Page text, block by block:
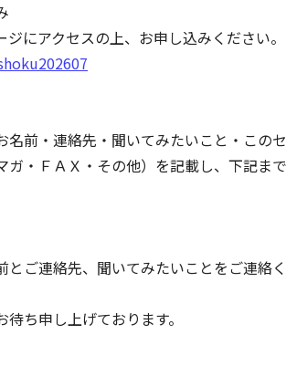
にアクセスの上、お申し込みください。
名前・連絡先・聞いてみたいこと・この
・ＦＡＸ・その他）を記載し、下記ま
ご連絡先、聞いてみたいことをご連絡く
ち申し上げております。